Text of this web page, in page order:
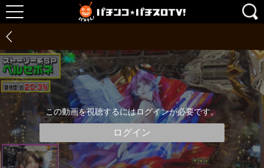
この動画を視聴するにはログインが必要です。
ログイン